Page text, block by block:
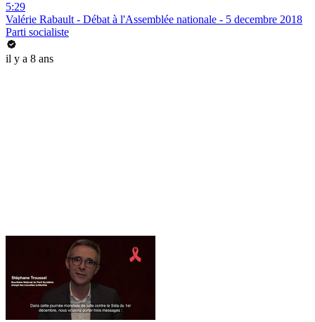
5:29
Valérie Rabault - Débat à l'Assemblée nationale - 5 decembre 2018
Parti socialiste
il y a 8 ans